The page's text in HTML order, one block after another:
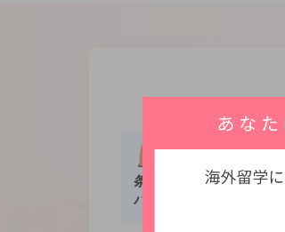
条件を選んで、
パンフレット申し込み